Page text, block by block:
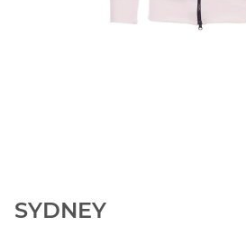
SYDNEY